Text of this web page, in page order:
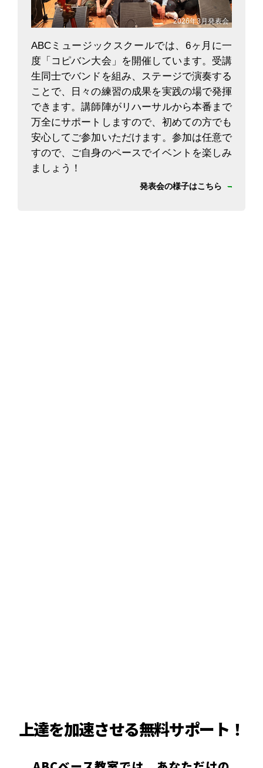
2026年3月発表会
ABCミュージックスクールでは、6ヶ月に一
度「コピバン大会」を開催しています。受講
生同士でバンドを組み、ステージで演奏する
ことで、日々の練習の成果を実践の場で発揮
できます。講師陣がリハーサルから本番まで
万全にサポートしますので、初めての方でも
安心してご参加いただけます。参加は任意で
すので、ご自身のペースでイベントを楽しみ
ましょう！
発表会の様子はこちら
上達を加速させる無料サポート！